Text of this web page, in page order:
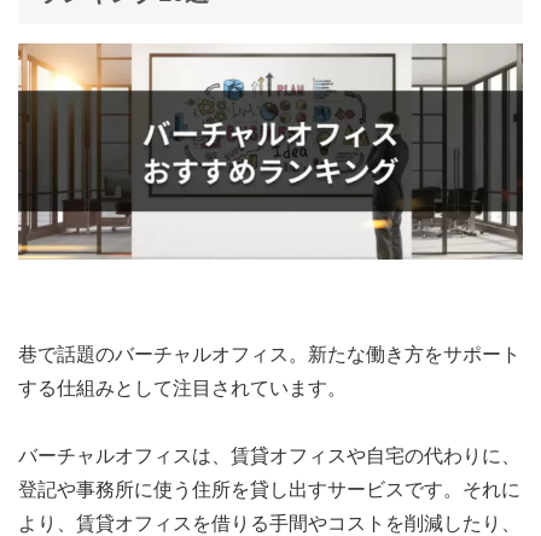
巷で話題のバーチャルオフィス。新たな働き方をサポート
する仕組みとして注目されています。
バーチャルオフィスは、賃貸オフィスや自宅の代わりに、
登記や事務所に使う住所を貸し出すサービスです。それに
より、賃貸オフィスを借りる手間やコストを削減したり、